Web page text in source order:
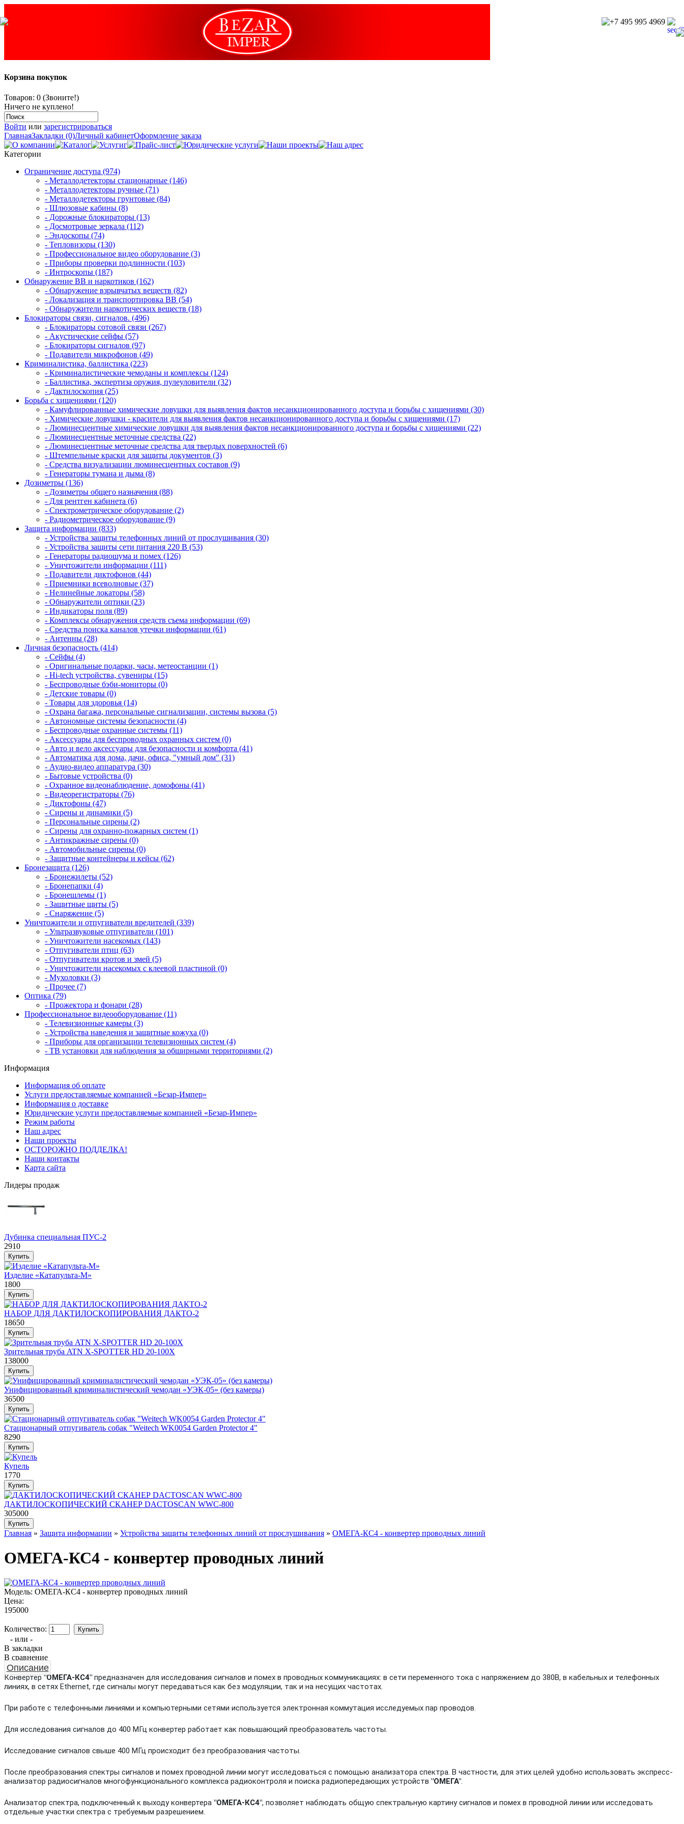
Корзина покупок
Товаров: 0 (Звоните!)
Ничего не куплено!
Войти или зарегистрироваться
ГлавнаяЗакладки (0)Личный кабинетОформление заказа
Категории
Ограничение доступа (974)
- Металлодетекторы стационарные (146)
- Металлодетекторы ручные (71)
- Металлодетекторы грунтовые (84)
- Шлюзовые кабины (8)
- Дорожные блокираторы (13)
- Досмотровые зеркала (112)
- Эндоскопы (74)
- Тепловизоры (130)
- Профессиональное видео оборудование (3)
- Приборы проверки подлинности (103)
- Интроскопы (187)
Обнаружение ВВ и наркотиков (162)
- Обнаружение взрывчатых веществ (82)
- Локализация и транспортировка ВВ (54)
- Обнаружители наркотических веществ (18)
Блокираторы связи, сигналов. (496)
- Блокираторы сотовой связи (267)
- Акустические сейфы (57)
- Блокираторы сигналов (97)
- Подавители микрофонов (49)
Криминалистика, баллистика (223)
- Криминалистические чемоданы и комплексы (124)
- Баллистика, экспертиза оружия, пулеуловители (32)
- Дактилоскопия (25)
Борьба с хищениями (120)
- Камуфлированные химические ловушки для выявления фактов несанкционированного доступа и борьбы с хищениями (30)
- Химические ловушки - красители для выявления фактов несанкционированного доступа и борьбы с хищениями (17)
- Люминесцентные химические ловушки для выявления фактов несанкционированного доступа и борьбы с хищениями (22)
- Люминесцентные меточные средства (22)
- Люминесцентные меточные средства для твердых поверхностей (6)
- Штемпельные краски для защиты документов (3)
- Средства визуализации люминесцентных составов (9)
- Генераторы тумана и дыма (8)
Дозиметры (136)
- Дозиметры общего назначения (88)
- Для рентген кабинета (6)
- Спектрометрическое оборудование (2)
- Радиометрическое оборудование (9)
Защита информации (833)
- Устройства защиты телефонных линий от прослушивания (30)
- Устройства защиты сети питания 220 В (53)
- Генераторы радиошума и помех (126)
- Уничтожители информации (111)
- Подавители диктофонов (44)
- Приемники всеволновые (37)
- Нелинейные локаторы (58)
- Обнаружители оптики (23)
- Индикаторы поля (89)
- Комплексы обнаружения средств съема информации (69)
- Средства поиска каналов утечки информации (61)
- Антенны (28)
Личная безопасность (414)
- Сейфы (4)
- Оригинальные подарки, часы, метеостанции (1)
- Hi-tech устройства, сувениры (15)
- Беспроводные бэби-мониторы (0)
- Детские товары (0)
- Товары для здоровья (14)
- Охрана багажа, персональные сигнализации, системы вызова (5)
- Автономные системы безопасности (4)
- Беспроводные охранные системы (11)
- Аксессуары для беспроводных охранных систем (0)
- Авто и вело аксессуары для безопасности и комфорта (41)
- Автоматика для дома, дачи, офиса, "умный дом" (31)
- Аудио-видео аппаратура (30)
- Бытовые устройства (0)
- Охранное видеонаблюдение, домофоны (41)
- Видеорегистраторы (76)
- Диктофоны (47)
- Сирены и динамики (5)
- Персональные сирены (2)
- Сирены для охранно-пожарных систем (1)
- Антикражные сирены (0)
- Автомобильные сирены (0)
- Защитные контейнеры и кейсы (62)
Бронезащита (126)
- Бронежилеты (52)
- Бронепапки (4)
- Бронешлемы (1)
- Защитные щиты (5)
- Снаряжение (5)
Уничтожители и отпугиватели вредителей (339)
- Ультразвуковые отпугиватели (101)
- Уничтожители насекомых (143)
- Отпугиватели птиц (63)
- Отпугиватели кротов и змей (5)
- Уничтожители насекомых с клеевой пластиной (0)
- Мухоловки (3)
- Прочее (7)
Оптика (79)
- Прожектора и фонари (28)
Профессиональное видеооборудование (11)
- Телевизионные камеры (3)
- Устройства наведения и защитные кожуха (0)
- Приборы для организации телевизионных систем (4)
- ТВ установки для наблюдения за обширными территориями (2)
Информация
Информация об оплате
Услуги предоставляемые компанией «Безар-Импер»
Информация о доставке
Юридические услуги предоставляемые компанией «Безар-Импер»
Режим работы
Наш адрес
Наши проекты
ОСТОРОЖНО ПОДДЕЛКА!
Наши контакты
Карта сайта
Лидеры продаж
Дубинка специальная ПУС-2
2910
Изделие «Катапульта-М»
1800
НАБОР ДЛЯ ДАКТИЛОСКОПИРОВАНИЯ ДАКТО-2
18650
Зрительная труба ATN X-SPOTTER HD 20-100X
138000
Унифицированный криминалистический чемодан «УЭК-05» (без камеры)
36500
Стационарный отпугиватель собак "Weitech WK0054 Garden Protector 4"
8290
Купель
1770
ДАКТИЛОСКОПИЧЕСКИЙ СКАНЕР DACTOSCAN WWC-800
305000
Главная » Защита информации » Устройства защиты телефонных линий от прослушивания » ОМЕГА-КС4 - конвертер проводных линий
ОМЕГА-КС4 - конвертер проводных линий
Модель: ОМЕГА-КС4 - конвертер проводных линий
Цена:
195000
Количество:
- или -
В закладки
В сравнение
Описание
Конвертер"ОМЕГА-КС4" предназначен для исследования сигналов и помех в проводных коммуникациях: в сети переменного тока с напряжением до 380В, в кабельных и телефонных
линиях, в сетях Ethernet, где сигналы могут передаваться как без модуляции, так и на несущих частотах.
При работе с телефонными линиями и компьютерными сетями используется электронная коммутация исследуемых пар проводов.
Для исследования сигналов до 400 МГц конвертер работает как повышающий преобразователь частоты.
Исследование сигналов свыше 400 МГц происходит без преобразования частоты.
После преобразования спектры сигналов и помех проводной линии могут исследоваться с помощью анализатора спектра. В частности, для этих целей удобно использовать экспресс-
анализатор радиосигналов многофункционального комплекса радиоконтроля и поиска радиопередающих устройств "ОМЕГА".
Анализатор спектра, подключенный к выходу конвертера "ОМЕГА-КС4", позволяет наблюдать общую спектральную картину сигналов и помех в проводной линии или исследовать
отдельные участки спектра с требуемым разрешением.